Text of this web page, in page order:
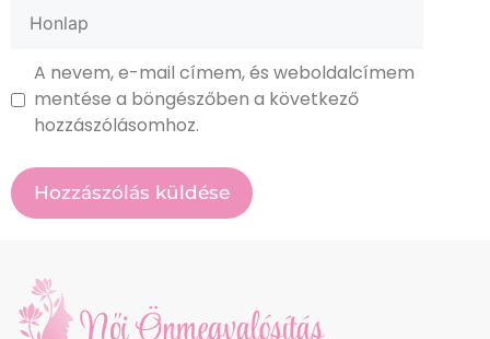
A nevem, e-mail címem, és weboldalcímem
mentése a böngészőben a következő
hozzászólásomhoz.